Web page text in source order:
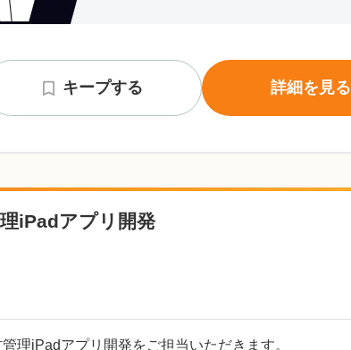
キープする 詳細を見る
iPadアプリ開発
理iPadアプリ開発をご担当いただきます。